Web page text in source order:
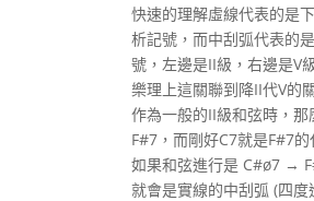
快速的理解虛線代表的是
析記號，而中刮弧代表的
號，左邊是II級，右邊是V
樂理上這關聯到降II代V的
作為一般的II級和弦時，那
F#7，而剛好C7就是F#7的
如果和弦進行是 C#ø7 →
就會是實線的中刮弧 (四度